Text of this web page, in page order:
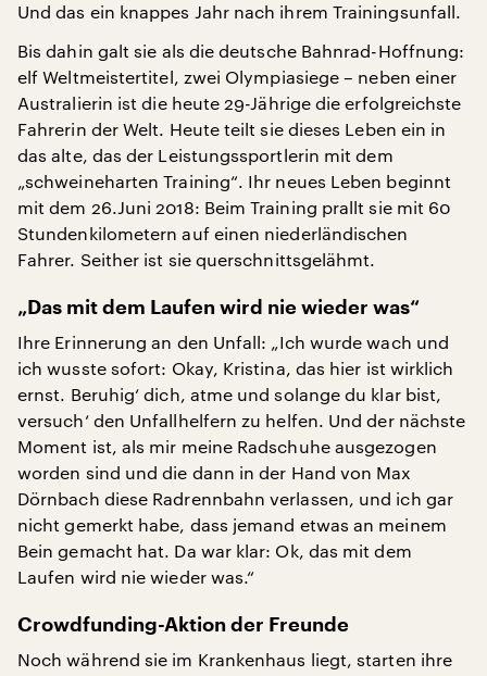
Und das ein knappes Jahr nach ihrem Trainingsunfall.
Bis dahin galt sie als die deutsche Bahnrad-Hoffnung:
elf Weltmeistertitel, zwei Olympiasiege – neben einer
Australierin ist die heute 29-Jährige die erfolgreichste
Fahrerin der Welt. Heute teilt sie dieses Leben ein in
das alte, das der Leistungssportlerin mit dem
„schweineharten Training“. Ihr neues Leben beginnt
mit dem 26.Juni 2018: Beim Training prallt sie mit 60
Stundenkilometern auf einen niederländischen
Fahrer. Seither ist sie querschnittsgelähmt.
„Das mit dem Laufen wird nie wieder was“
Ihre Erinnerung an den Unfall: „Ich wurde wach und
ich wusste sofort: Okay, Kristina, das hier ist wirklich
ernst. Beruhig‘ dich, atme und solange du klar bist,
versuch‘ den Unfallhelfern zu helfen. Und der nächste
Moment ist, als mir meine Radschuhe ausgezogen
worden sind und die dann in der Hand von Max
Dörnbach diese Radrennbahn verlassen, und ich gar
nicht gemerkt habe, dass jemand etwas an meinem
Bein gemacht hat. Da war klar: Ok, das mit dem
Laufen wird nie wieder was.“
Crowdfunding-Aktion der Freunde
Noch während sie im Krankenhaus liegt, starten ihre